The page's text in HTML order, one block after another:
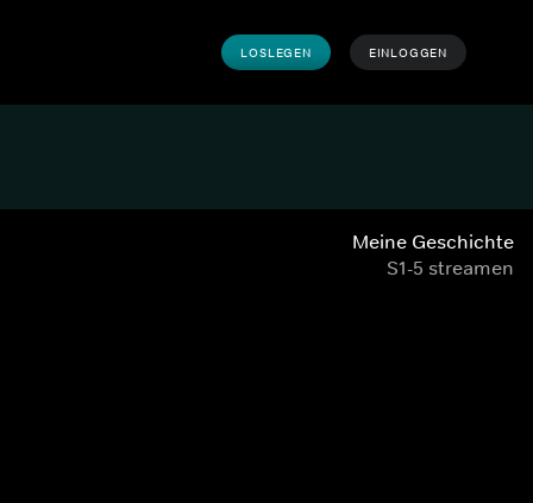
LOSLEGEN EINLOGGEN
Meine Geschichte
S1-5 streamen